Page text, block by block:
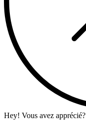
Hey! Vous avez apprécié?